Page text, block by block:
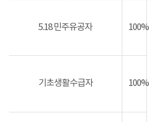
5.18 민주유공자 100%
기초생활수급자 100%